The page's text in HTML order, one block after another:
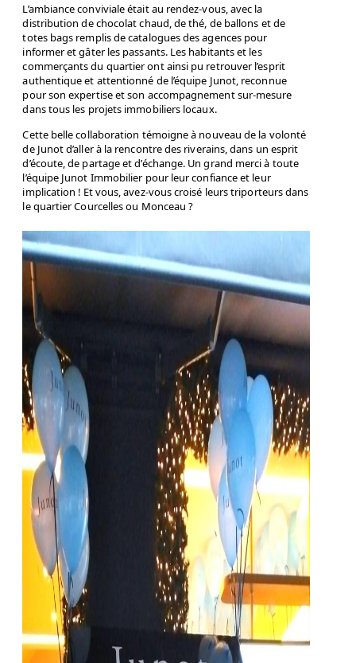
L’ambiance conviviale était au rendez-vous, avec la
distribution de chocolat chaud, de thé, de ballons et de
totes bags remplis de catalogues des agences pour
informer et gâter les passants. Les habitants et les
commerçants du quartier ont ainsi pu retrouver l’esprit
authentique et attentionné de l’équipe Junot, reconnue
pour son expertise et son accompagnement sur-mesure
dans tous les projets immobiliers locaux.
Cette belle collaboration témoigne à nouveau de la volonté
de Junot d’aller à la rencontre des riverains, dans un esprit
d’écoute, de partage et d’échange. Un grand merci à toute
l’équipe Junot Immobilier pour leur confiance et leur
implication ! Et vous, avez-vous croisé leurs triporteurs dans
le quartier Courcelles ou Monceau ?